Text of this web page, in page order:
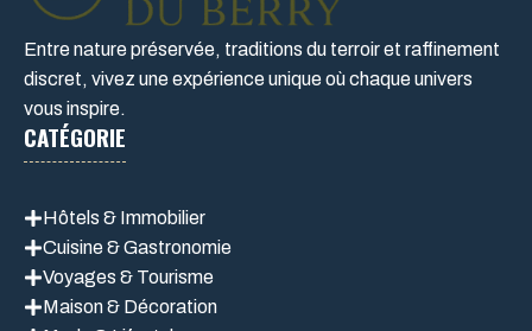
Entre nature préservée, traditions du terroir et raffinement
discret, vivez une expérience unique où chaque univers
vous inspire.
CATÉGORIE
Hôtels & Immobilier
Cuisine & Gastronomie
Voyages & Tourisme
Maison & Décoration